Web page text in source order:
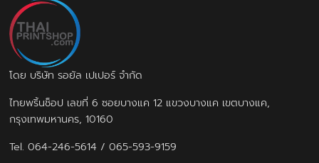
โดย บริษัท รอยัล เปเปอร์ จำกัด
ไทยพริ้นช็อป เลขที่ 6 ซอยบางแค 12 แขวงบางแค เขตบางแค,
กรุงเทพมหานคร, 10160
Tel.064-246-5614 /065-593-9159